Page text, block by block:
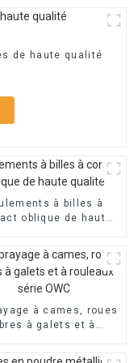
de haute qualité
à billes à
oblique de haute
à cames, roues
à galets et à